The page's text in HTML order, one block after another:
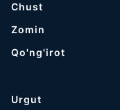
Chust
Zomin
Qo'ng'irot
Urgut